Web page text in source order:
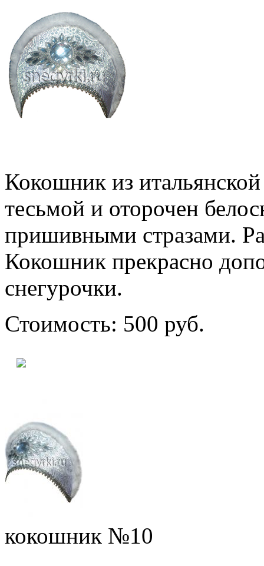
Кокошник из
тесьмой и оторочен
пришивными стразами.
Кокошник прекрасно
снегурочки.
Стоимость: 500 руб.
кокошник №10